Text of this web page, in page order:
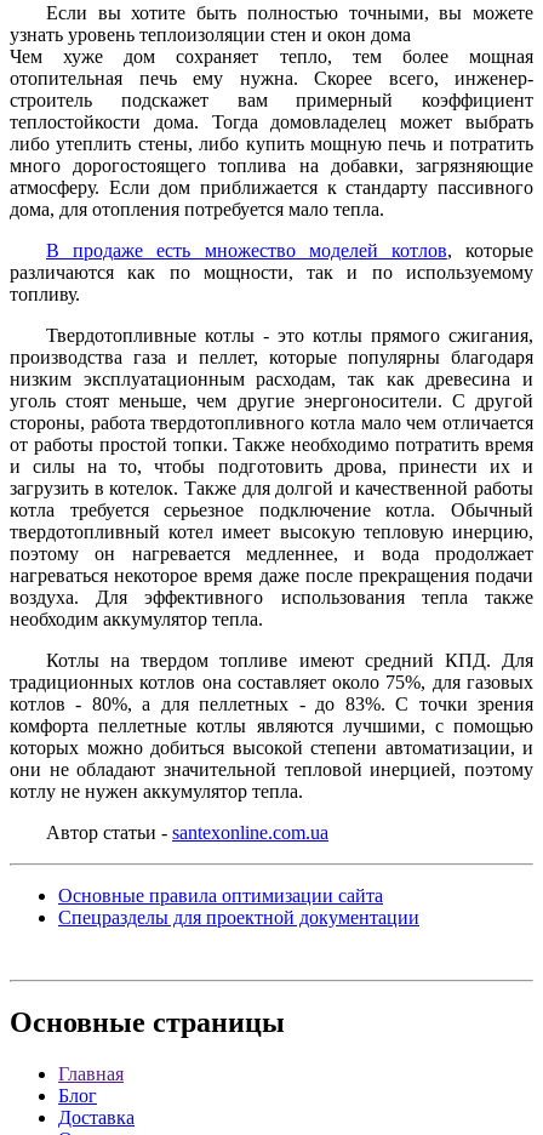
Если вы хотите быть полностью точными, вы можете
узнать уровень теплоизоляции стен и окон дома
Чем хуже дом сохраняет тепло, тем более мощная
отопительная печь ему нужна. Скорее всего, инженер-
строитель подскажет вам примерный коэффициент
теплостойкости дома. Тогда домовладелец может выбрать
либо утеплить стены, либо купить мощную печь и потратить
много дорогостоящего топлива на добавки, загрязняющие
атмосферу. Если дом приближается к стандарту пассивного
дома, для отопления потребуется мало тепла.
В продаже есть множество моделей котлов, которые
различаются как по мощности, так и по используемому
топливу.
Твердотопливные котлы - это котлы прямого сжигания,
производства газа и пеллет, которые популярны благодаря
низким эксплуатационным расходам, так как древесина и
уголь стоят меньше, чем другие энергоносители. С другой
стороны, работа твердотопливного котла мало чем отличается
от работы простой топки. Также необходимо потратить время
и силы на то, чтобы подготовить дрова, принести их и
загрузить в котелок. Также для долгой и качественной работы
котла требуется серьезное подключение котла. Обычный
твердотопливный котел имеет высокую тепловую инерцию,
поэтому он нагревается медленнее, и вода продолжает
нагреваться некоторое время даже после прекращения подачи
воздуха. Для эффективного использования тепла также
необходим аккумулятор тепла.
Котлы на твердом топливе имеют средний КПД. Для
традиционных котлов она составляет около 75%, для газовых
котлов - 80%, а для пеллетных - до 83%. С точки зрения
комфорта пеллетные котлы являются лучшими, с помощью
которых можно добиться высокой степени автоматизации, и
они не обладают значительной тепловой инерцией, поэтому
котлу не нужен аккумулятор тепла.
Автор статьи - santexonline.com.ua
Основные правила оптимизации сайта
Спецразделы для проектной документации
Основные страницы
Главная
Блог
Доставка